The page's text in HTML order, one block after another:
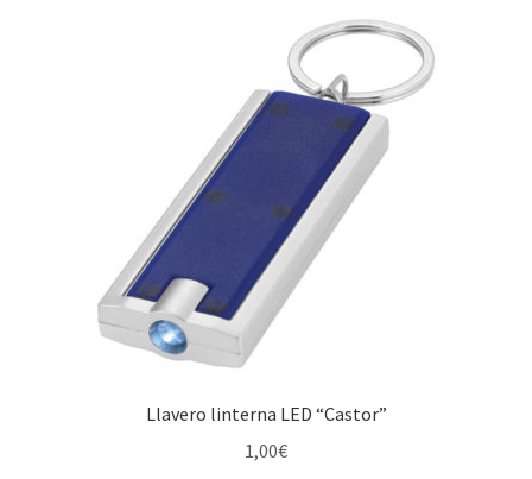
Llavero linterna LED “Castor”
1,00€